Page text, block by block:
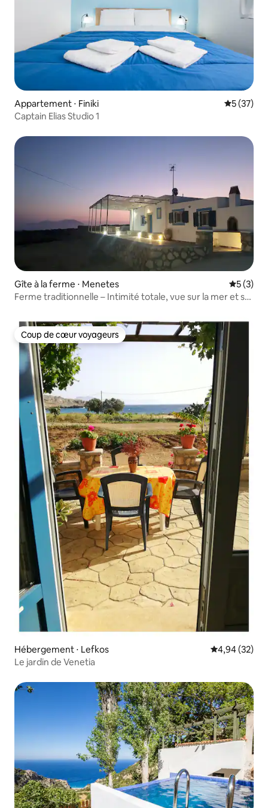
Appartement ⋅ Finiki
5 (37)
Captain Elias Studio 1
Gîte à la ferme ⋅ Menetes
5 (3)
Ferme traditionnelle – Intimité totale, vue sur la mer et sur
Coup de cœur voyageurs
Coup de cœur voyageurs
Hébergement ⋅ Lefkos Évaluation
4,94 (32)
Le jardin de Venetia